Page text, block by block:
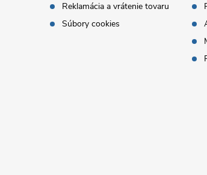
Reklamácia a vrátenie tovaru
Súbory cookies